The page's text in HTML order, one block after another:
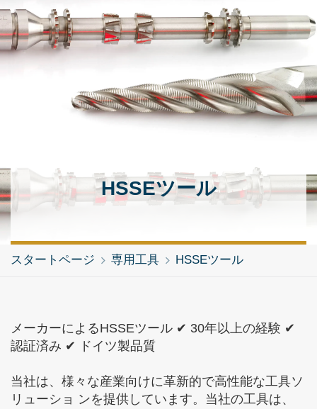
HSSEツール
スタートページ 専用工具 HSSEツール
メーカーによるHSSEツール ✔ 30年以上の経験 ✔
認証済み ✔ ドイツ製品質
当社は、様々な産業向けに革新的で高性能な工具ソ
リューショ ンを提供しています。当社の工具は、